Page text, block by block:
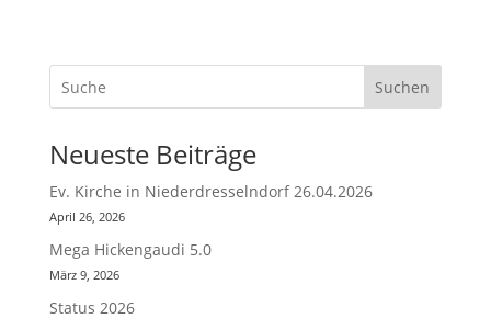
Suchen
Neueste Beiträge
Ev. Kirche in Niederdresselndorf 26.04.2026
April 26, 2026
Mega Hickengaudi 5.0
März 9, 2026
Status 2026